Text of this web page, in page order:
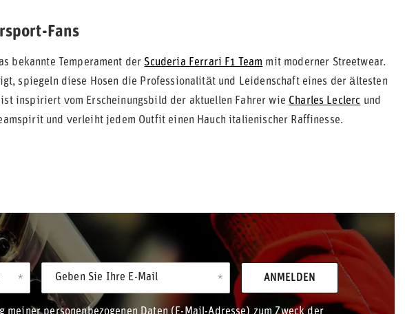
Fans
bekannte Temperament der Scuderia Ferrari F1 Team mit moderner Streetwear.
spiegeln diese Hosen die Professionalität und Leidenschaft eines der ältesten
inspiriert vom Erscheinungsbild der aktuellen Fahrer wie Charles Leclerc und
und verleiht jedem Outfit einen Hauch italienischer Raffinesse.
Geben Sie Ihre E-Mail ANMELDEN